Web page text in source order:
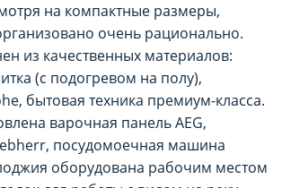
на компактные размеры,
очень рационально.
из качественных материалов:
(с подогревом на полу),
бытовая техника премиум-класса.
варочная панель AEG,
посудомоечная машина
оборудована рабочим местом